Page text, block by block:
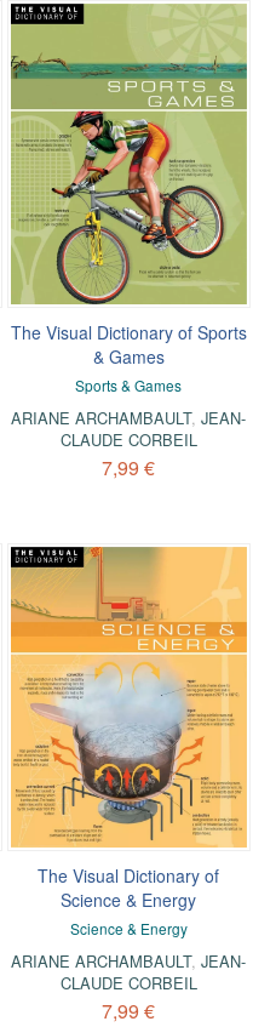
The Visual Dictionary of Sports
& Games
Sports & Games
ARIANE ARCHAMBAULT,JEAN-
CLAUDE CORBEIL
7,99 €
The Visual Dictionary of
Science & Energy
Science & Energy
ARIANE ARCHAMBAULT,JEAN-
CLAUDE CORBEIL
7,99 €